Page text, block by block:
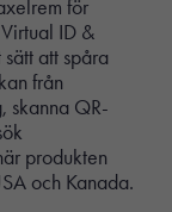
för
ID &
att spåra
från
skanna QR-
produkten
och Kanada.